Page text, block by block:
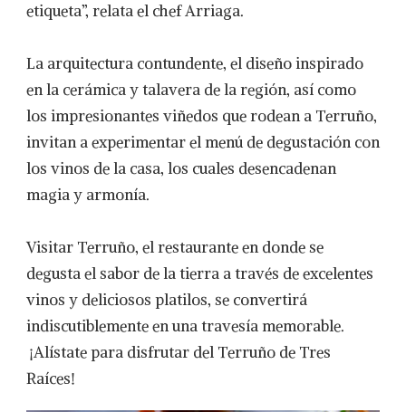
etiqueta”, relata el chef Arriaga.
La arquitectura contundente, el diseño inspirado
en la cerámica y talavera de la región, así como
los impresionantes viñedos que rodean a Terruño,
invitan a experimentar el menú de degustación con
los vinos de la casa, los cuales desencadenan
magia y armonía.
Visitar Terruño, el restaurante en donde se
degusta el sabor de la tierra a través de excelentes
vinos y deliciosos platilos, se convertirá
indiscutiblemente en una travesía memorable.
¡Alístate para disfrutar del Terruño de Tres
Raíces!